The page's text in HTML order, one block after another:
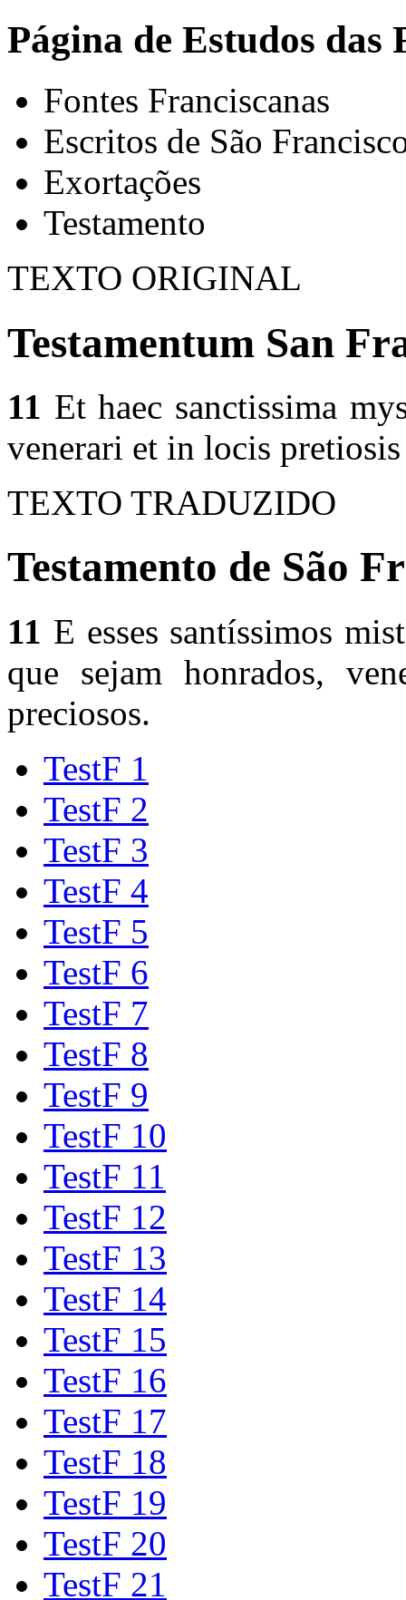
Página de Estudos das
Fontes Franciscanas
Escritos de São
Exortações
Testamento
TEXTO ORIGINAL
Testamentum San
11 Et haec sanctissima
venerari et in locis
TEXTO TRADUZIDO
Testamento de São
11 E esses santíssimos
que sejam honrados,
preciosos.
TestF 1
TestF 2
TestF 3
TestF 4
TestF 5
TestF 6
TestF 7
TestF 8
TestF 9
TestF 10
TestF 11
TestF 12
TestF 13
TestF 14
TestF 15
TestF 16
TestF 17
TestF 18
TestF 19
TestF 20
TestF 21